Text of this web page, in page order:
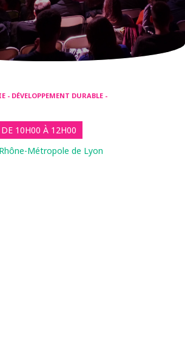
- DÉVELOPPEMENT DURABLE -
10H00 À 12H00
Métropole de Lyon